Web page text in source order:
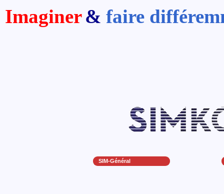
Imaginer& faire
SIM-Général